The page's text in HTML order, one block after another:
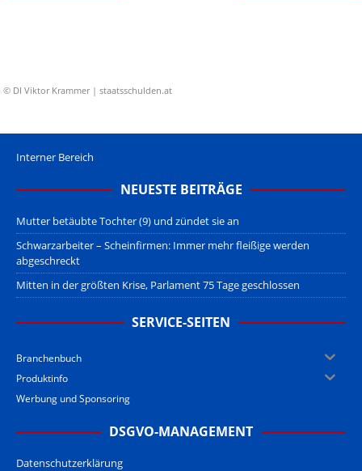
© DI Viktor Krammer | staatsschulden.at
Interner Bereich
NEUESTE BEITRÄGE
Mutter betäubte Tochter (9) und zündet sie an
Schwarzarbeiter – Scheinfirmen: Immer mehr fleißige werden
abgeschreckt
Mitten in der größten Krise, Parlament 75 Tage geschlossen
SERVICE-SEITEN
Branchenbuch
Produktinfo
Werbung und Sponsoring
DSGVO-MANAGEMENT
Datenschutzerklärung